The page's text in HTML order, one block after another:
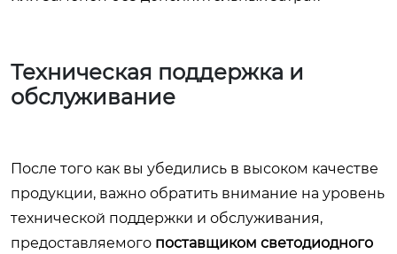
Техническая поддержка и
обслуживание
После того как вы убедились в высоком качестве
продукции, важно обратить внимание на уровень
технической поддержки и обслуживания,
предоставляемого поставщиком светодиодного